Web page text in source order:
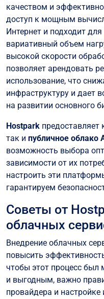
качеством и
доступ к мощным
Интернет и подходит
вариативный объем
высокой скорости
позволяет арендовать
использование, что
инфраструктуру и дает
на развитии основного
Hostpark предоставляет
так и публичное облако
возможность выбора
зависимости от их
настроить эти
гарантируем
Советы от
облачных
Внедрение облачных
повысить
чтобы этот процесс
и выгодным, важно
провайдера и